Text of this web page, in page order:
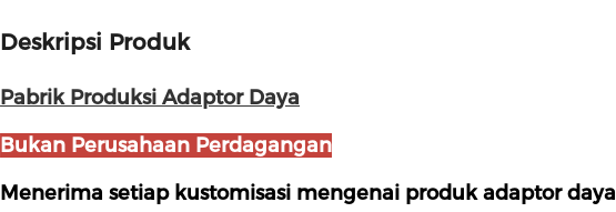
Deskripsi Produk
Pabrik Produksi Adaptor Daya
Bukan Perusahaan Perdagangan
Menerima setiap kustomisasi mengenai produk adaptor daya